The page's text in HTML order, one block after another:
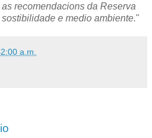
recomendacions da Reserva
e medio ambiente."
a.m.